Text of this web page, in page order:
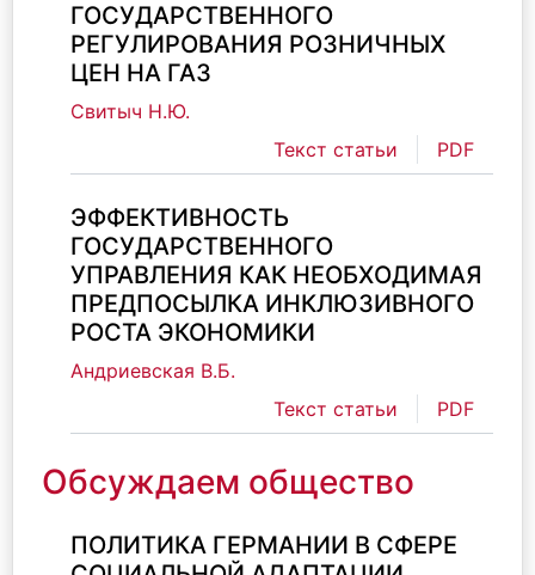
ГОСУДАРСТВЕННОГО
РЕГУЛИРОВАНИЯ РОЗНИЧНЫХ
ЦЕН НА ГАЗ
Свитыч Н.Ю.
Текст статьи
PDF
ЭФФЕКТИВНОСТЬ
ГОСУДАРСТВЕННОГО
УПРАВЛЕНИЯ КАК НЕОБХОДИМАЯ
ПРЕДПОСЫЛКА ИНКЛЮЗИВНОГО
РОСТА ЭКОНОМИКИ
Андриевская В.Б.
Текст статьи
PDF
Обсуждаем общество
ПОЛИТИКА ГЕРМАНИИ В СФЕРЕ